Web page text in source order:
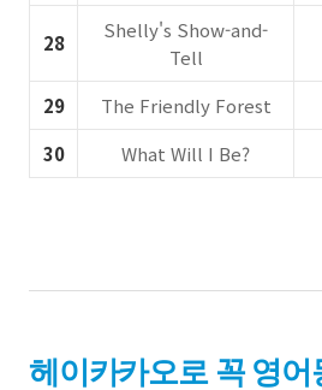
28
Shelly's Show-and-
Tell
29 The Friendly Forest
30
What Will I Be?
헤이카카오로 꼭 영어